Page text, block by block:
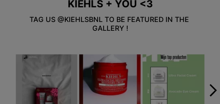
KIEHLS + YOU <3
TAG US @KIEHLSBNL TO BE FEATURED IN THE
GALLERY !
Media Carousel - Carousel with product photos. Use the previous